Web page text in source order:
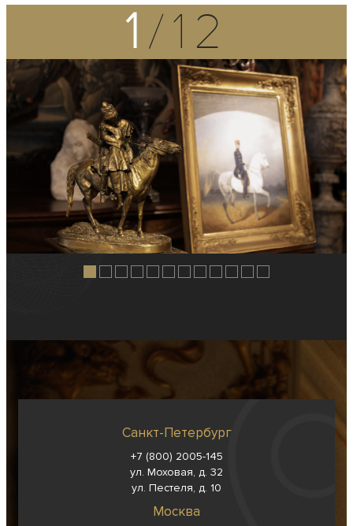
1 /12
Санкт-Петербург
+7 (800) 2005-145
ул. Моховая, д. 32
ул. Пестеля, д. 10
Москва